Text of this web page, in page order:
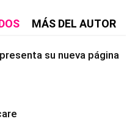
MÁS DEL AUTOR
su nueva página